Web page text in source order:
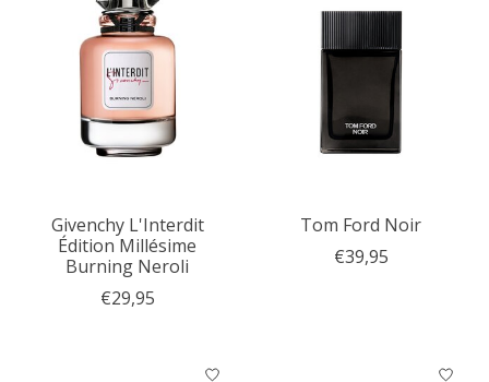
Givenchy L'Interdit
Édition Millésime
Burning Neroli
€29,95
Tom Ford Noir
€39,95